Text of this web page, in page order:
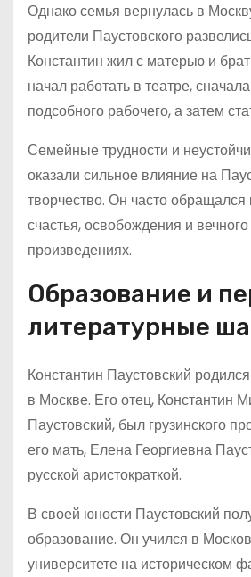
Однако семья вернулась в
родители Паустовского
Константин жил с матерью и
начал работать в театре,
подсобного рабочего, а затем
Семейные трудности и
оказали сильное влияние на
творчество. Он часто обращался
счастья, освобождения и
произведениях.
Образование и
литературные
Константин Паустовский
в Москве. Его отец, Константин
Паустовский, был грузинского
его мать, Елена Георгиевна
русской аристократкой.
В своей юности Паустовский
образование. Он учился в
университете на историческом